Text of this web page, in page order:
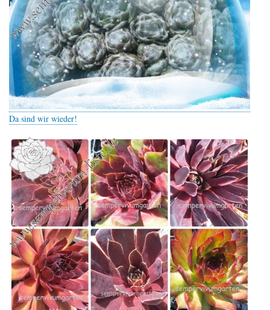
Da sind wir wieder!